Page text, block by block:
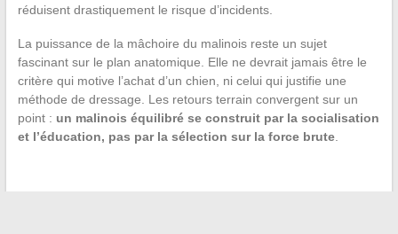
réduisent drastiquement le risque d’incidents.
La puissance de la mâchoire du malinois reste un sujet
fascinant sur le plan anatomique. Elle ne devrait jamais être le
critère qui motive l’achat d’un chien, ni celui qui justifie une
méthode de dressage. Les retours terrain convergent sur un
point : un malinois équilibré se construit par la socialisation
et l’éducation, pas par la sélection sur la force brute.